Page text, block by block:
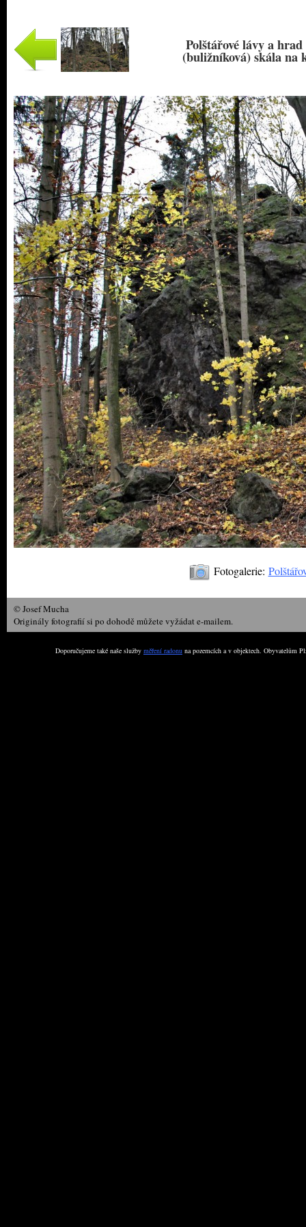
Polštářové lávy a
(buližníková) skála na
Fotogalerie:
© Josef Mucha
Originály fotografií si po dohodě můžete vyžádat e-mailem.
Doporučujeme také naše služby měření radonu na pozemcích a v objektech. Obyvatelům